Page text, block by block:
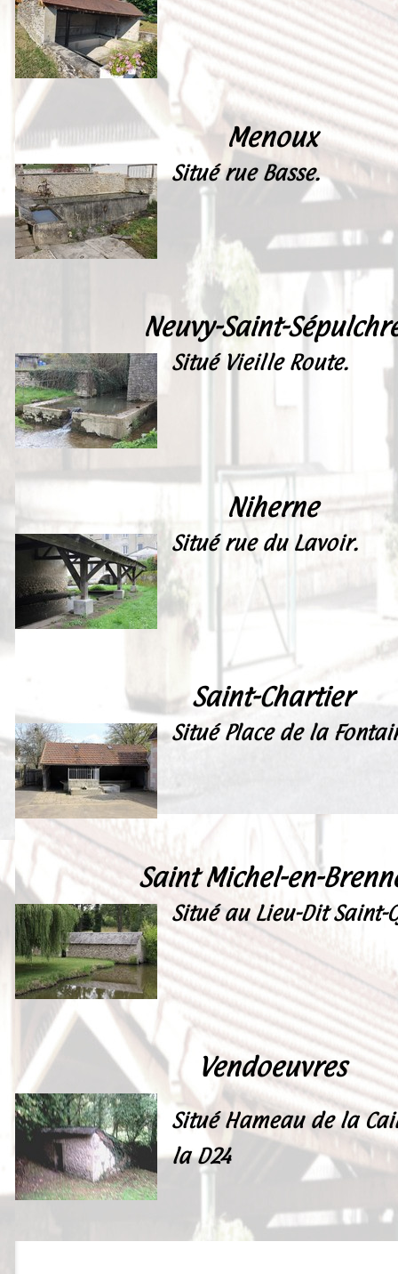
Menoux
Situé rue Basse.
Neuvy-Saint-
Situé Vieille Route.
Niherne
Situé rue du Lavoir.
Saint-Chartier
Situé Place de la
Saint Michel-en-
Situé au Lieu-Dit Saint-
Vendoeuvres
Situé Hameau de la
la D24